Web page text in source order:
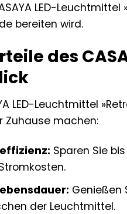
LED-
bereiten wird.
des
LED-Leuchtmittel
Zuhause machen:
Sparen Sie
Genießen
der Leuchtmittel.